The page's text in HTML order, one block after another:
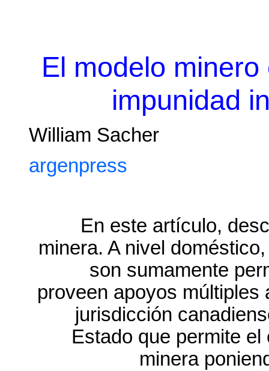
El modelo
impunidad
William Sacher
argenpress
En este artículo,
minera. A nivel
son sumamente
proveen apoyos múltiples
jurisdicción
Estado que permite
minera